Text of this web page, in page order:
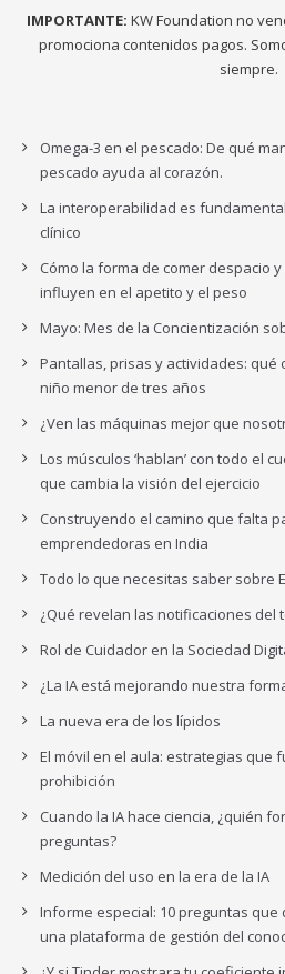
IMPORTANTE: KW Foundation no
promociona contenidos pagos.
siempre.
Omega-3 en el pescado: De qué
pescado ayuda al corazón.
La interoperabilidad es
clínico
Cómo la forma de comer despacio
influyen en el apetito y el peso
Mayo: Mes de la Concientización
Pantallas, prisas y actividades: qué
niño menor de tres años
¿Ven las máquinas mejor que
Los músculos ‘hablan’ con todo el
que cambia la visión del ejercicio
Construyendo el camino que falta
emprendedoras en India
Todo lo que necesitas saber sobre
¿Qué revelan las notificaciones del
Rol de Cuidador en la Sociedad
¿La IA está mejorando nuestra
La nueva era de los lípidos
El móvil en el aula: estrategias que
prohibición
Cuando la IA hace ciencia, ¿quién
preguntas?
Medición del uso en la era de la IA
Informe especial: 10 preguntas
una plataforma de gestión del